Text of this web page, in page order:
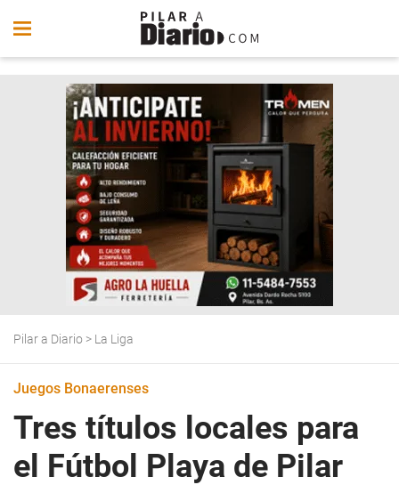
Pilar a Diario > La Liga
Juegos Bonaerenses
Tres títulos locales para
el Fútbol Playa de Pilar